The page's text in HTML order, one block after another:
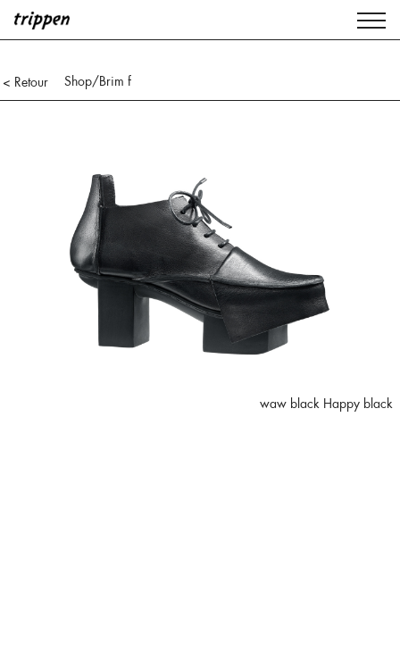
< Retour Shop/Brim f
waw black Happy black